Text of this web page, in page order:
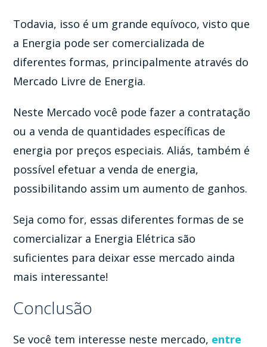
Todavia, isso é um grande equívoco, visto que
a Energia pode ser comercializada de
diferentes formas, principalmente através do
Mercado Livre de Energia.
Neste Mercado você pode fazer a contratação
ou a venda de quantidades específicas de
energia por preços especiais. Aliás, também é
possível efetuar a venda de energia,
possibilitando assim um aumento de ganhos.
Seja como for, essas diferentes formas de se
comercializar a Energia Elétrica são
suficientes para deixar esse mercado ainda
mais interessante!
Conclusão
Se você tem interesse neste mercado, entre